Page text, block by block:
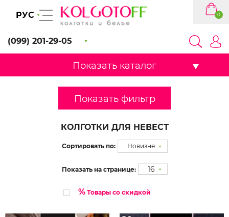
РУС
(099) 201-29-05
0
Показать каталог
Показать фильтр
КОЛГОТКИ ДЛЯ НЕВЕСТ
Сортировать по: Новизне
Показать на странице: 16
% Товары со скидкой